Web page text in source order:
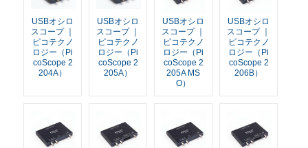
USBオシロ
スコープ ｜
ピコテクノ
ロジー（Pi
coScope 2
204A）
USBオシロ
スコープ ｜
ピコテクノ
ロジー（Pi
coScope 2
205A）
USBオシロ
スコープ ｜
ピコテクノ
ロジー（Pi
coScope 2
205A MS
O）
USBオシロ
スコープ ｜
ピコテクノ
ロジー（Pi
coScope 2
206B）